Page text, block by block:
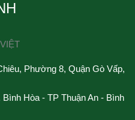
Phường 8, Quận Gò Vấp,
Hòa - TP Thuận An - Bình